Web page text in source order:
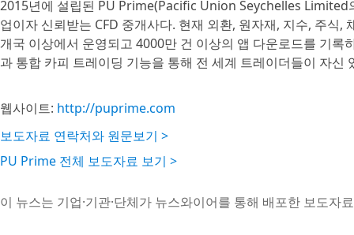
2015년에 설립된 PU Prime(Pacific Union Seychelles Limited
업이자 신뢰받는 CFD 중개사다. 현재 외환, 원자재, 지수, 주식
개국 이상에서 운영되고 4000만 건 이상의 앱 다운로드를 기
과 통합 카피 트레이딩 기능을 통해 전 세계 트레이더들이 자신
웹사이트: http://puprime.com
보도자료 연락처와 원문보기 >
PU Prime 전체 보도자료 보기 >
이 뉴스는 기업·기관·단체가 뉴스와이어를 통해 배포한 보도자